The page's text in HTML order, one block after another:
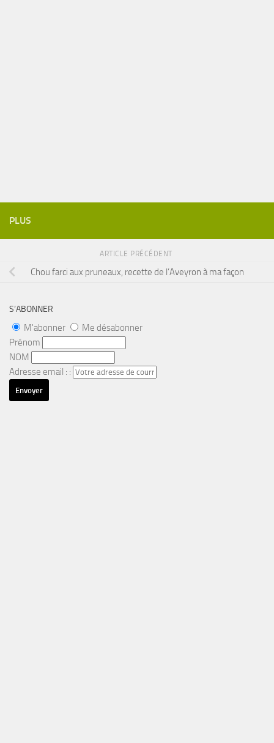
PLUS
ARTICLE PRÉCÉDENT
Chou farci aux pruneaux, recette de l’Aveyron à ma façon
S’ABONNER
M'abonner
Me désabonner
Prénom
NOM
Adresse email : :